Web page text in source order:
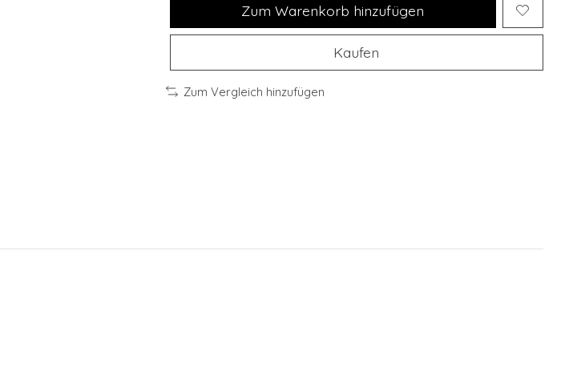
Zum Warenkorb hinzufügen
Kaufen
Zum Vergleich hinzufügen